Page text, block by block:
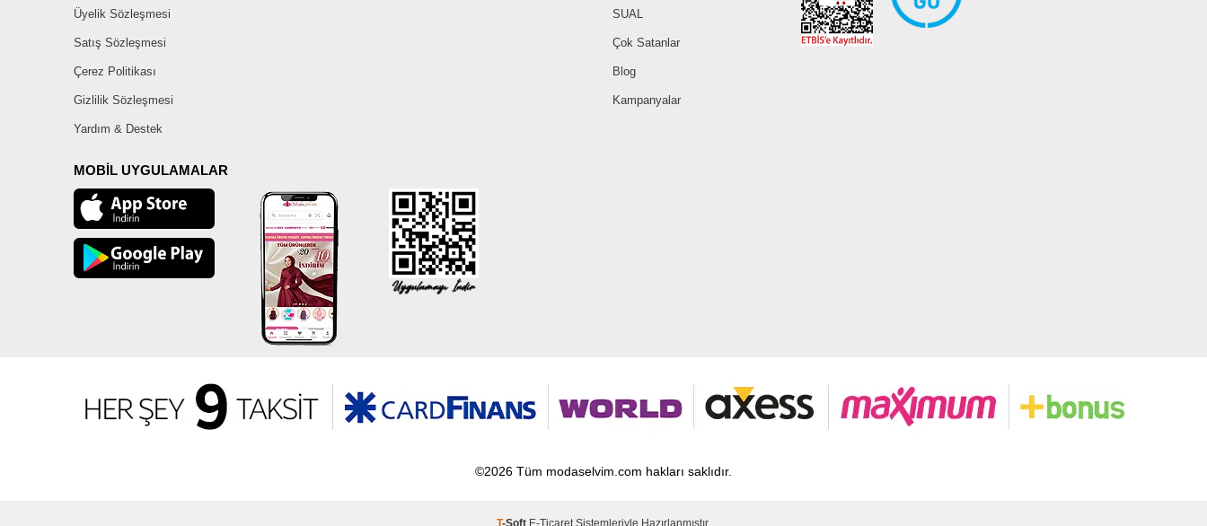
Üyelik Sözleşmesi
Satış Sözleşmesi
Çerez Politikası
Gizlilik Sözleşmesi
Yardım & Destek
SUAL
Çok Satanlar
Blog
Kampanyalar
MOBİL UYGULAMALAR
©2026 Tüm modaselvim.com hakları saklıdır.
T-Soft E-Ticaret Sistemleriyle Hazırlanmıştır.